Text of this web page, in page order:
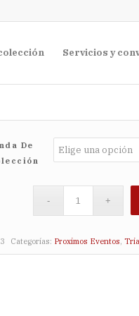
Servicios y
De
Categorías: Proximos Eventos,